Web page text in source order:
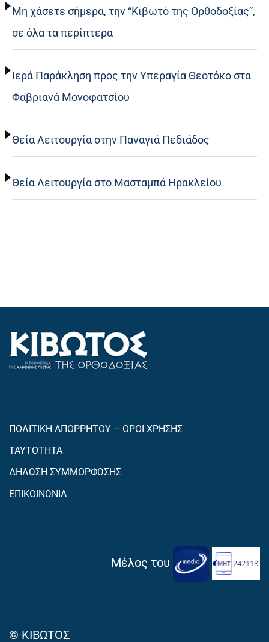
Μη χάσετε σήμερα, την “Κιβωτό της Ορθοδοξίας”,
σε όλα τα περίπτερα
Ιερά Παράκληση προς την Υπεραγία Θεοτόκο στα
Φαβριανά Μονοφατσίου
Θεία Λειτουργία στην Παναγιά Πεδιάδος
Θεία Λειτουργία στο Μασταμπά Ηρακλείου
ΠΟΛΙΤΙΚΗ ΑΠΟΡΡΗΤΟΥ – ΟΡΟΙ ΧΡΗΣΗΣ
ΤΑΥΤΟΤΗΤΑ
ΔΗΛΩΣΗ ΣΥΜΜΟΡΦΩΣΗΣ
ΕΠΙΚΟΙΝΩΝΙΑ
Μέλος του
© ΚΙΒΩΤΟΣ